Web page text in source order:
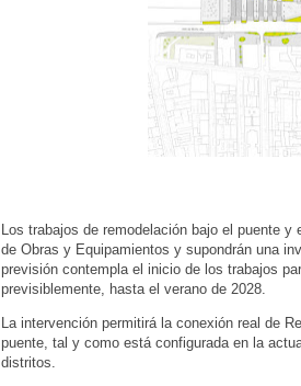
Los trabajos de remodelación bajo el puente
de Obras y Equipamientos y supondrán una
previsión contempla el inicio de los trabajos
previsiblemente, hasta el verano de 2028.
La intervención permitirá la conexión real de
puente, tal y como está configurada en la
distritos.